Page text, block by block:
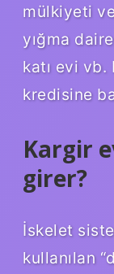
mülkiyeti
yığma
katı evi
kredisine
Kargir
girer?
İskelet
kullanılan